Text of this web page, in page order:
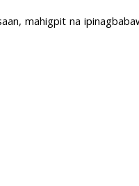
mahigpit na